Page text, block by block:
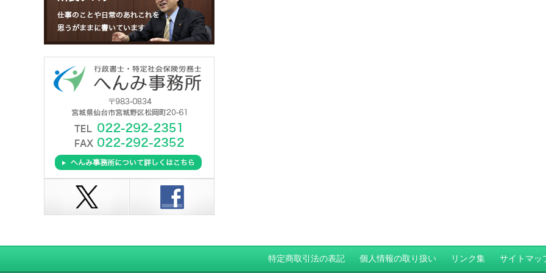
特定商取引法の表記 個人情報の取り扱い リンク集 サイトマッ